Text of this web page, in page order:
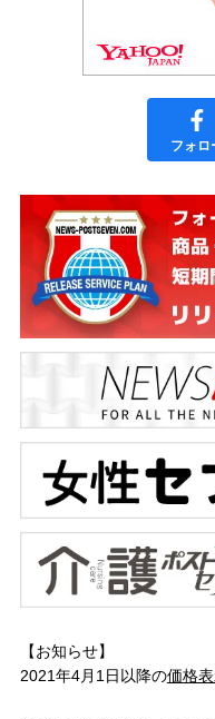
フォロ
【お知らせ】
2021年4月1日以降の価格